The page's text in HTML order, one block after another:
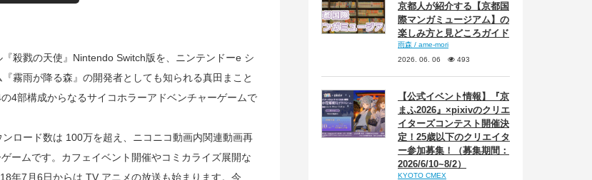
殺戮の天使』Nintendo Switch版を、ニンテンドーe シ
霧雨が降る森』の開発者としても知られる真田まこと
4部構成からなるサイコホラーアドベンチャーゲームで
ロード数は 100万を超え、ニコニコ動画内関連動画再
ームです。カフェイベント開催やコミカライズ展開な
年7月6日からは TV アニメの放送も始まります。今
京都人が紹介する【京都国
際マンガミュージアム】の
楽しみ方と見どころガイド
雨森 / ame-mori
2026. 06. 06
493
【公式イベント情報】『京
まふ2026』×pixivのクリエ
イターズコンテスト開催決
定！25歳以下のクリエイタ
ー参加募集！（募集期間：
2026/6/10~8/2）
KYOTO CMEX